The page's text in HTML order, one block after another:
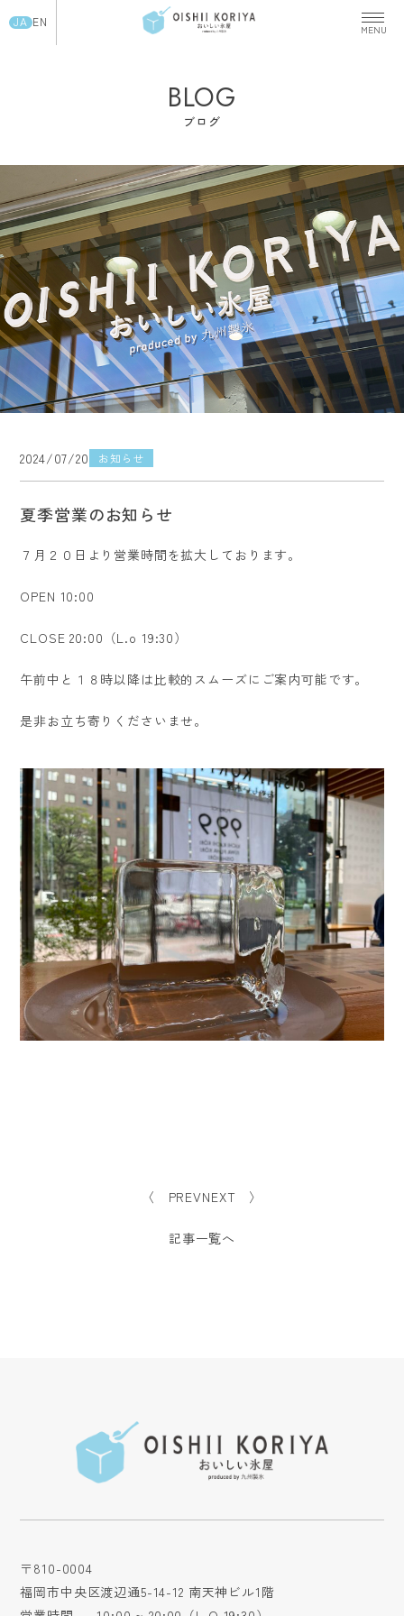
EN
JA
BLOG
ブログ
2024/07/20 お知らせ
夏季営業のお知らせ
７月２０日より営業時間を拡大しております。
OPEN 10:00
CLOSE 20:00（L.o 19:30）
午前中と１８時以降は比較的スムーズにご案内可能です。
是非お立ち寄りくださいませ。
NEXT 〉
〈 PREV
記事一覧へ
〒810-0004
福岡市中央区渡辺通5-14-12 南天神ビル1階